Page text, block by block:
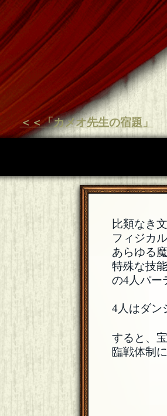
＜＜「カメオ先生の宿題」
比類なき
フィジカ
あらゆる
特殊な技
の4人パー
4人はダン
すると、
臨戦体制